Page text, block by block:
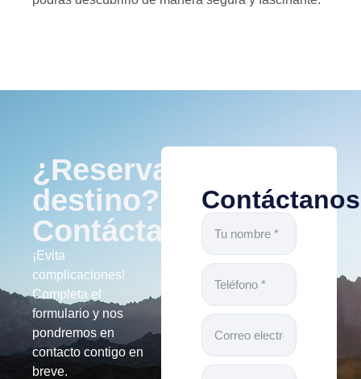
¿Reservar
destino?
Contáctanos
¡Evita
complicaciones!
Completa el
formulario y nos
pondremos en
contacto contigo en
breve.
Contáctanos